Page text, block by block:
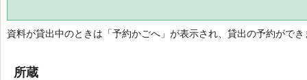
資料が貸出中のときは「予約かごへ」が表示され、貸出の予約ができ
所蔵